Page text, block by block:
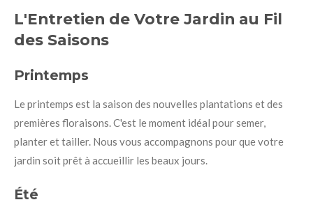
L'Entretien de Votre Jardin au Fil
des Saisons
Printemps
Le printemps est la saison des nouvelles plantations et des
premières floraisons. C'est le moment idéal pour semer,
planter et tailler. Nous vous accompagnons pour que votre
jardin soit prêt à accueillir les beaux jours.
Été